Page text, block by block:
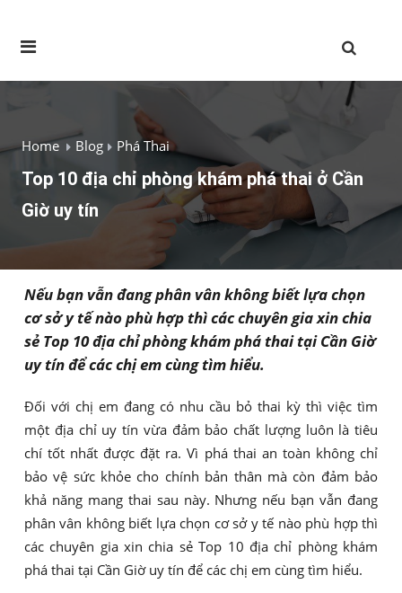
Home Blog Phá Thai
Top 10 địa chỉ phòng khám phá thai ở Cần
Giờ uy tín
Nếu bạn vẫn đang phân vân không biết lựa chọn
cơ sở y tế nào phù hợp thì các chuyên gia xin chia
sẻ Top 10 địa chỉ phòng khám phá thai tại Cần Giờ
uy tín để các chị em cùng tìm hiểu.
Đối với chị em đang có nhu cầu bỏ thai kỳ thì việc tìm
một địa chỉ uy tín vừa đảm bảo chất lượng luôn là tiêu
chí tốt nhất được đặt ra. Vì phá thai an toàn không chỉ
bảo vệ sức khỏe cho chính bản thân mà còn đảm bảo
khả năng mang thai sau này. Nhưng nếu bạn vẫn đang
phân vân không biết lựa chọn cơ sở y tế nào phù hợp thì
các chuyên gia xin chia sẻ Top 10 địa chỉ phòng khám
phá thai tại Cần Giờ uy tín để các chị em cùng tìm hiểu.